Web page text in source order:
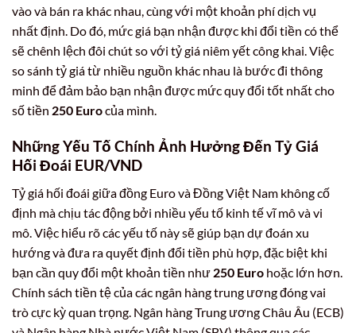
vào và bán ra khác nhau, cùng với một khoản phí dịch vụ
nhất định. Do đó, mức giá bạn nhận được khi đổi tiền có thể
sẽ chênh lệch đôi chút so với tỷ giá niêm yết công khai. Việc
so sánh tỷ giá từ nhiều nguồn khác nhau là bước đi thông
minh để đảm bảo bạn nhận được mức quy đổi tốt nhất cho
số tiền 250 Eurocủa mình.
Những Yếu Tố Chính Ảnh Hưởng Đến Tỷ Giá
Hối Đoái EUR/VND
Tỷ giá hối đoái giữa đồng Euro và Đồng Việt Nam không cố
định mà chịu tác động bởi nhiều yếu tố kinh tế vĩ mô và vi
mô. Việc hiểu rõ các yếu tố này sẽ giúp bạn dự đoán xu
hướng và đưa ra quyết định đổi tiền phù hợp, đặc biệt khi
bạn cần quy đổi một khoản tiền như 250 Euro hoặc lớn hơn.
Chính sách tiền tệ của các ngân hàng trung ương đóng vai
trò cực kỳ quan trọng. Ngân hàng Trung ương Châu Âu (ECB)